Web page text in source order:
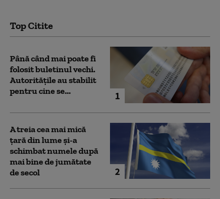
Top Citite
1
Până când mai poate fi
folosit buletinul vechi.
Autoritățile au stabilit
pentru cine se...
2
A treia cea mai mică
țară din lume și-a
schimbat numele după
mai bine de jumătate
de secol